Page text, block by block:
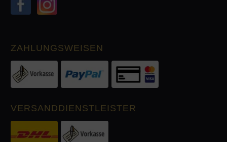
ZAHLUNGSWEISEN
VERSANDDIENSTLEISTER